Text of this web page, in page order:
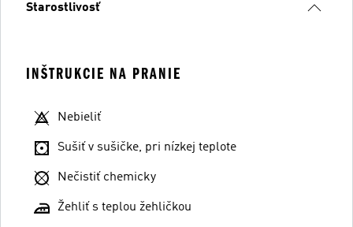
Starostlivosť
INŠTRUKCIE NA PRANIE
Nebieliť
Sušiť v sušičke, pri nízkej teplote
Nečistiť chemicky
Žehliť s teplou žehličkou